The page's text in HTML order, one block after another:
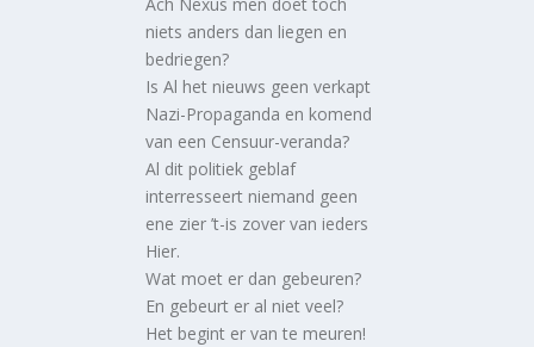
Ach Nexus men doet toch
niets anders dan liegen en
bedriegen?
Is Al het nieuws geen verkapt
Nazi-Propaganda en komend
van een Censuur-veranda?
Al dit politiek geblaf
interresseert niemand geen
ene zier ’t-is zover van ieders
Hier.
Wat moet er dan gebeuren?
En gebeurt er al niet veel?
Het begint er van te meuren!